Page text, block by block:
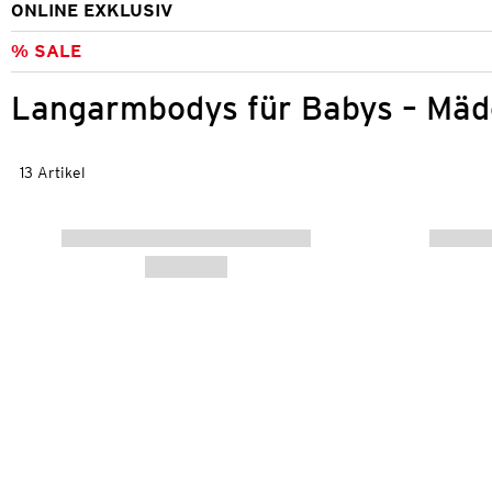
ONLINE EXKLUSIV
% SALE
Langarmbodys für Babys –
13 Artikel